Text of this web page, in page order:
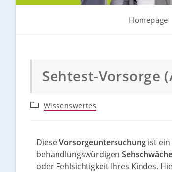
Homepage
Sehtest-Vorsorge
Wissenswertes
DieseVorsorgeuntersuchung ist
behandlungswürdigen Sehschwäche
oder Fehlsichtigkeit Ihres Kindes.